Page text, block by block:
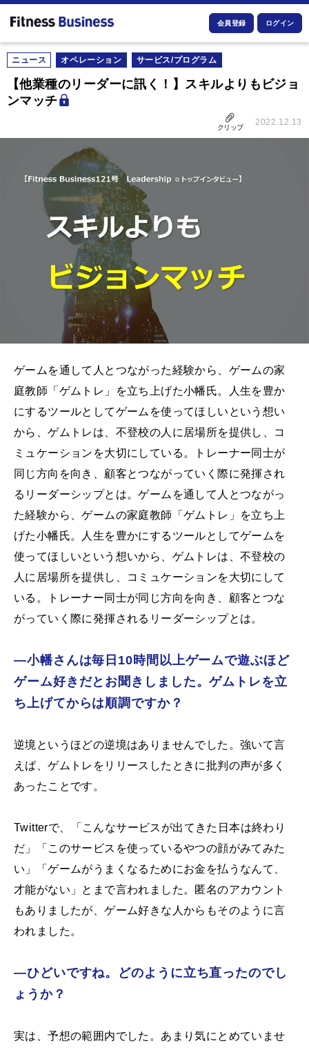
会員登録 ログイン
ニュース オペレーション サービス/プログラム
【他業種のリーダーに訊く！】スキルよりもビジョ
ンマッチ
クリップ
2022.12.13
ゲームを通して人とつながった経験から、ゲームの家
庭教師「ゲムトレ」を立ち上げた小幡氏。人生を豊か
にするツールとしてゲームを使ってほしいという想い
から、ゲムトレは、不登校の人に居場所を提供し、コ
ミュケーションを大切にしている。トレーナー同士が
同じ方向を向き、顧客とつながっていく際に発揮され
るリーダーシップとは。ゲームを通して人とつながっ
た経験から、ゲームの家庭教師「ゲムトレ」を立ち上
げた小幡氏。人生を豊かにするツールとしてゲームを
使ってほしいという想いから、ゲムトレは、不登校の
人に居場所を提供し、コミュケーションを大切にして
いる。トレーナー同士が同じ方向を向き、顧客とつな
がっていく際に発揮されるリーダーシップとは。
―小幡さんは毎日10時間以上ゲームで遊ぶほど
ゲーム好きだとお聞きしました。ゲムトレを立
ち上げてからは順調ですか？
逆境というほどの逆境はありませんでした。強いて言
えば、ゲムトレをリリースしたときに批判の声が多く
あったことです。
Twitterで、「こんなサービスが出てきた日本は終わり
だ」「このサービスを使っているやつの顔がみてみた
い」「ゲームがうまくなるためにお金を払うなんて、
才能がない」とまで言われました。匿名のアカウント
もありましたが、ゲーム好きな人からもそのように言
われました。
―ひどいですね。どのように立ち直ったのでし
ょうか？
実は、予想の範囲内でした。あまり気にとめていませ